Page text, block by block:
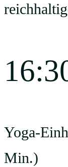
Yoga-
Min.)